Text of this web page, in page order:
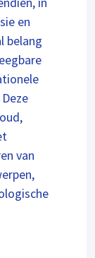
en
belang
van